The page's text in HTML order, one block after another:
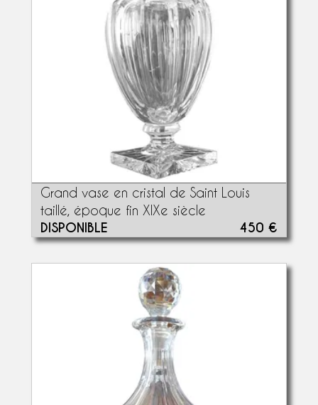
Grand vase en cristal de Saint Louis
taillé, époque fin XIXe siècle
DISPONIBLE 450 €